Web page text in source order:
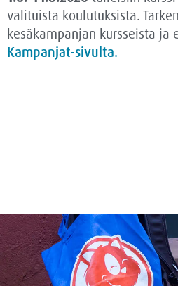
valituista koulutuksista.
kesäkampanjan kursseista ja
Kampanjat-sivulta.